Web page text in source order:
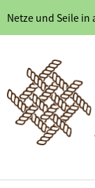
Netze und Seile in